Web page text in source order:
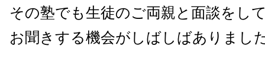
その塾でも生徒のご両親と面談をし
お聞きする機会がしばしばありまし